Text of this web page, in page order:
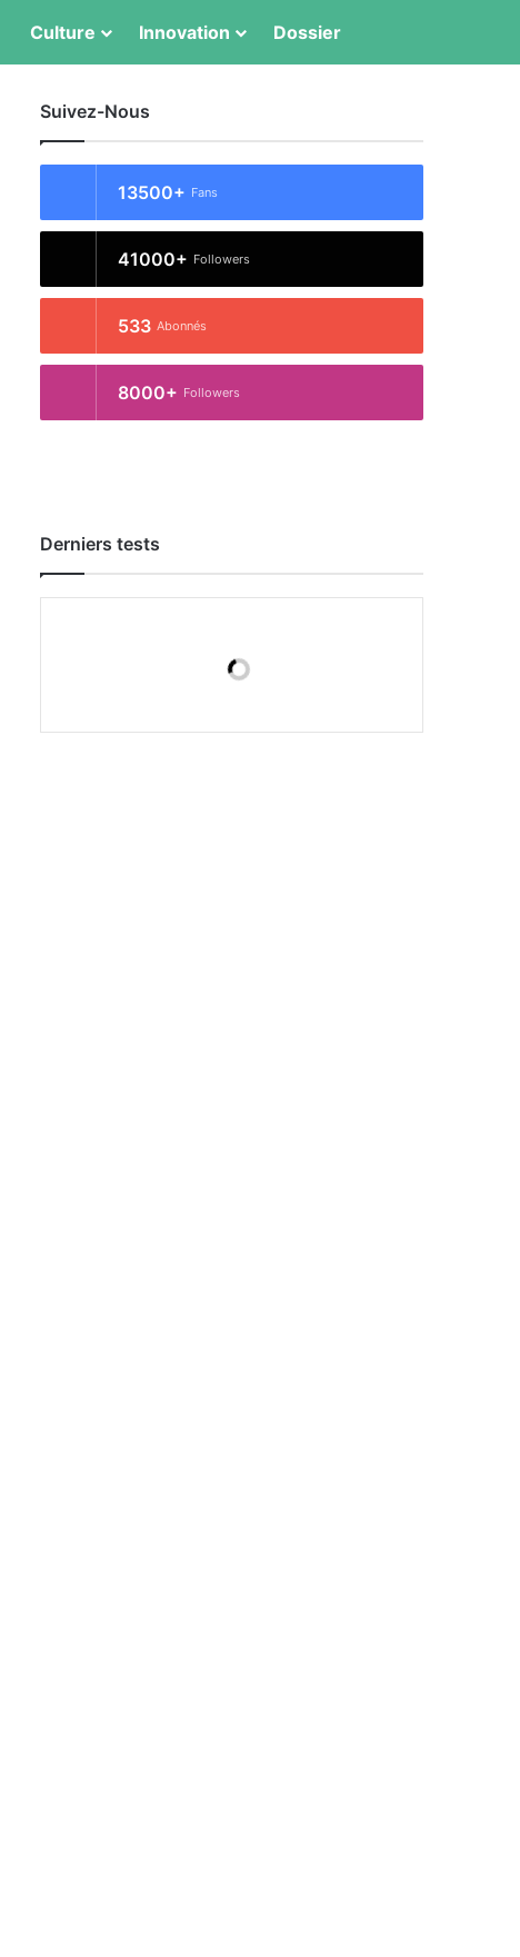
Culture Innovation Dossier
Suivez-Nous
13500+ Fans
41000+ Followers
533 Abonnés
8000+ Followers
Derniers tests